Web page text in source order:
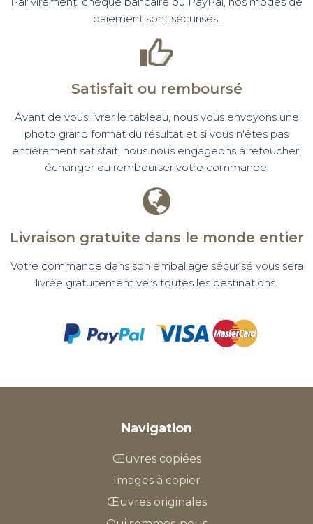
paiement sont sécurisés.
Satisfait ou remboursé
Avant de vous livrer le tableau, nous vous envoyons une
photo grand format du résultat et si vous n'êtes pas
entièrement satisfait, nous nous engageons à retoucher,
échanger ou rembourser votre commande.
Livraison gratuite dans le monde entier
Votre commande dans son emballage sécurisé vous sera
livrée gratuitement vers toutes les destinations.
Navigation
Œuvres copiées
Images à copier
Œuvres originales